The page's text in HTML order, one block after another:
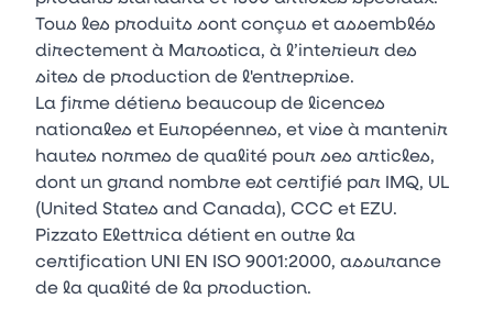
Tous les produits sont conçus et assemblés
directement à Marostica, à l’interieur des
sites de production de l'entreprise.
La firme détiens beaucoup de licences
nationales et Européennes, et vise à mantenir
hautes normes de qualité pour ses articles,
dont un grand nombre est certifié par IMQ, UL
(United States and Canada), CCC et EZU.
Pizzato Elettrica détient en outre la
certification UNI EN ISO 9001:2000, assurance
de la qualité de la production.